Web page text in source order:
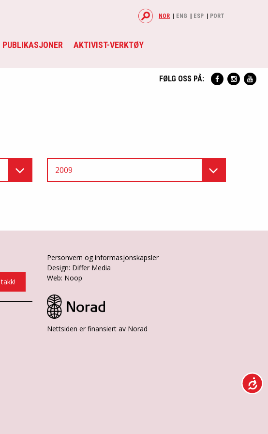
PUBLIKASJONER AKTIVIST-VERKTØY
NOR ENG ESP PORT
FØLG OSS PÅ:
2009
Personvern og informasjonskapsler
Design: Differ Media
Web: Noop
Nettsiden er finansiert av Norad